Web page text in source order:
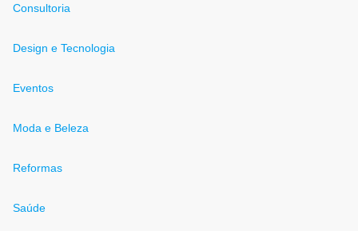
Consultoria
Design e Tecnologia
Eventos
Moda e Beleza
Reformas
Saúde